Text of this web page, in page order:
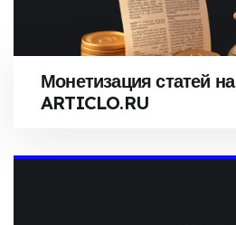
Монетизация статей на
ARTICLO.RU